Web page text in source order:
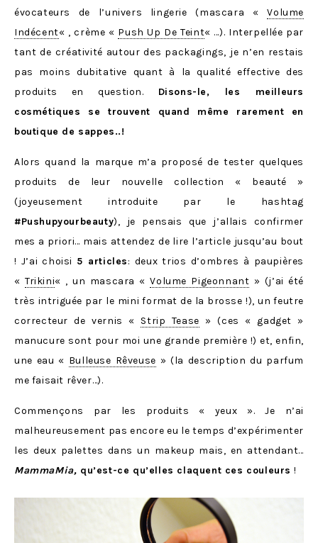
évocateurs de l’univers lingerie (mascara «Volume
Indécent« , crème « Push Up De Teint« …). Interpellée par
tant de créativité autour des packagings, je n’en restais
pas moins dubitative quant à la qualité effective des
produits en question. Disons-le, les meilleurs
cosmétiques se trouvent quand même rarement en
boutique de sappes..!
Alors quand la marque m’a proposé de tester quelques
produits de leur nouvelle collection « beauté »
(joyeusement introduite par le hashtag
#Pushupyourbeauty), je pensais que j’allais confirmer
mes a priori… mais attendez de lire l’article jusqu’au bout
! J’ai choisi 5 articles: deux trios d’ombres à paupières
« Trikini« , un mascara «Volume Pigeonnant » (j’ai été
très intriguée par le mini format de la brosse !), un feutre
correcteur de vernis « Strip Tease » (ces « gadget »
manucure sont pour moi une grande première !) et, enfin,
une eau « Bulleuse Rêveuse » (la description du parfum
me faisait rêver…).
Commençons par les produits « yeux ». Je n’ai
malheureusement pas encore eu le temps d’expérimenter
les deux palettes dans un makeup mais, en attendant…
MammaMia, qu’est-ce qu’elles claquent ces couleurs !